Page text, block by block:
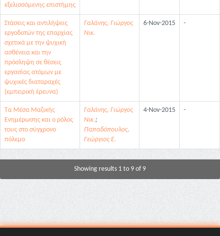
εξελισσόμενης επιστήμης
Στάσεις και αντιλήψεις
εργοδοτών της επαρχίας
σχετικά με την ψυχική
ασθένεια και την
πρόσληψη σε θέσεις
εργασίας ατόμων με
ψυχικές διαταραχές
(εμπειρική έρευνα)
Γαλάνης, Γιώργος
Νικ.
6-Nov-2015 -
Τα Μέσα Μαζικής
Ενημέρωσης και ο ρόλος
τους στο σύγχρονο
πόλεμο
Γαλάνης, Γιώργος
Νικ.;
Παπαδόπουλος,
Γεώργιος Ε.
4-Nov-2015 -
Showing results 1 to 9 of 9